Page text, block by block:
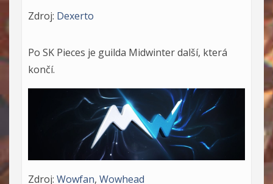
Zdroj: Dexerto
Po SK Pieces je guilda Midwinter další, která
končí.
Zdroj: Wowfan, Wowhead